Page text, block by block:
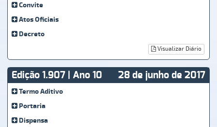
Convite
Atos Oficiais
Decreto
Visualizar Diário
Edição 1.907 | Ano 10 28 de junho de 2017
Termo Aditivo
Portaria
Dispensa